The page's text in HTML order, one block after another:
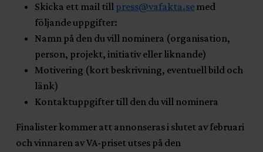
Skicka ett mail till press@vafakta.se med
följande uppgifter:
Namn på den du vill nominera (organisation,
person, projekt, initiativ eller liknande)
Motivering (kort beskrivning, eventuell bild och
länk)
Kontaktuppgifter till den du vill nominera
Finalister kommer att annonseras i slutet av februari
och vinnaren av VA-priset utses på den